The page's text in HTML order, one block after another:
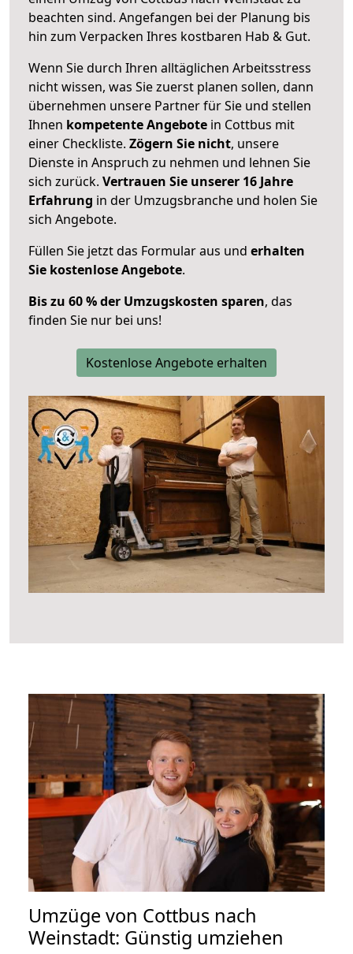
beachten sind. Angefangen bei der Planung bis
hin zum Verpacken Ihres kostbaren Hab & Gut.
Wenn Sie durch Ihren alltäglichen Arbeitsstress
nicht wissen, was Sie zuerst planen sollen, dann
übernehmen unsere Partner für Sie und stellen
Ihnen kompetente Angebote in Cottbus mit
einer Checkliste. Zögern Sie nicht, unsere
Dienste in Anspruch zu nehmen und lehnen Sie
sich zurück. Vertrauen Sie unserer 16 Jahre
Erfahrung in der Umzugsbranche und holen Sie
sich Angebote.
Füllen Sie jetzt das Formular aus und erhalten
Sie kostenlose Angebote.
Bis zu 60 % der Umzugskosten sparen, das
finden Sie nur bei uns!
Kostenlose Angebote erhalten
Umzüge von Cottbus nach
Weinstadt: Günstig umziehen